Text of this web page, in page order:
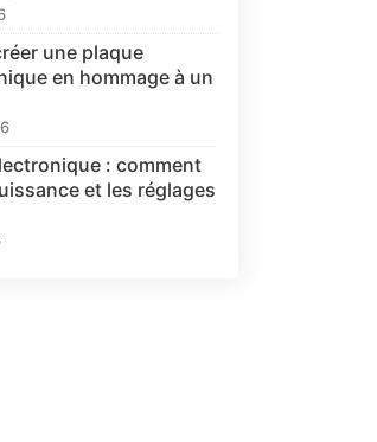
une plaque
en hommage à un
: comment
et les réglages